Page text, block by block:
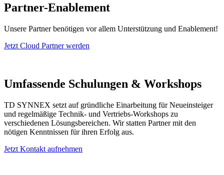
Partner-Enablement
Unsere Partner benötigen vor allem Unterstützung und Enablement!
Jetzt Cloud Partner werden
Umfassende Schulungen & Workshops
TD SYNNEX setzt auf gründliche Einarbeitung für Neueinsteiger
und regelmäßige Technik- und Vertriebs-Workshops zu
verschiedenen Lösungsbereichen. Wir statten Partner mit den
nötigen Kenntnissen für ihren Erfolg aus.
Jetzt Kontakt aufnehmen